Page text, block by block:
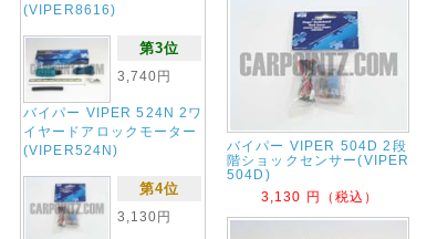
(VIPER8616)
第3位
3,740円
バイパー VIPER 524N 2ワ
イヤードアロックモーター
(VIPER524N)
第4位
3,130円
バイパー VIPER 504D 2段
階ショックセンサー(VIPER
504D)
3,130 円（税込）